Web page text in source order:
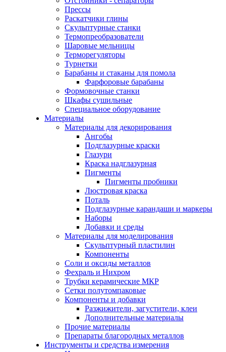
Прессы
Раскатчики глины
Скульптурные станки
Термопреобразователи
Шаровые мельницы
Терморегуляторы
Турнетки
Барабаны и стаканы для помола
Фарфоровые барабаны
Формовочные станки
Шкафы сушильные
Специальное оборудование
Материалы
Материалы для декорирования
Ангобы
Подглазурные краски
Глазури
Краска надглазурная
Пигменты
Пигменты пробники
Люстровая краска
Поталь
Подглазурные карандаши и маркеры
Наборы
Добавки и среды
Материалы для моделирования
Скульптурный пластилин
Компоненты
Соли и оксиды металлов
Фехраль и Нихром
Трубки керамические МКР
Сетки полутомпаковые
Компоненты и добавки
Разжижители, загустители, клеи
Дополнительные материалы
Прочие материалы
Препараты благородных металлов
Инструменты и средства измерения